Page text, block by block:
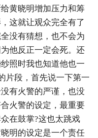
黄晓明增加压力和筹
这就让观众完全有了
没有猜想，也不会为
他反正一定会死。还
照时我也知道他也一
片段，首先说一下第一
有火警的严谨，也没
火警的设定，最重要
在鼓掌?这也太跳戏
明的设定是一个责任